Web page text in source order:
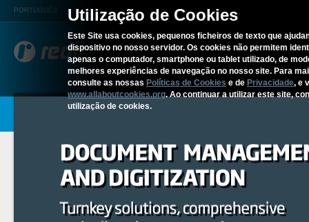
Utilização de Cookies
Este Site usa cookies, pequenos ficheiros de texto que
dispositivo no nosso servidor. Os cookies não permitem
apenas o computador, smartphone ou tablet utilizado, de
melhores experiências de navegação no nosso site. Para
consulte as nossas Políticas de Cookies e de Privacidade, e
www.allaboutcookies.org. Ao continuar a utilizar este site,
utilização de cookies.
PORTUGUÊS
REDITUS SERVICES